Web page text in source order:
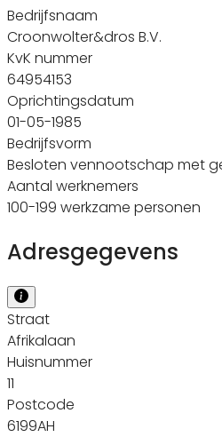
Bedrijfsnaam
Croonwolter&dros B.V.
KvK nummer
64954153
Oprichtingsdatum
01-05-1985
Bedrijfsvorm
Besloten vennootschap met
Aantal werknemers
100-199 werkzame personen
Adresgegevens
Straat
Afrikalaan
Huisnummer
11
Postcode
6199AH